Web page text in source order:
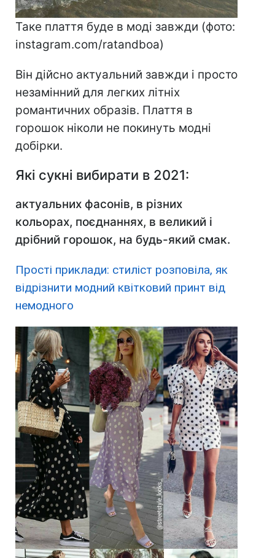
Таке плаття буде в моді завжди (фото:
instagram.com/ratandboa)
Він дійсно актуальний завжди і просто
незамінний для легких літніх
романтичних образів. Плаття в
горошок ніколи не покинуть модні
добірки.
Які сукні вибирати в 2021:
актуальних фасонів, в різних
кольорах, поєднаннях, в великий і
дрібний горошок, на будь-який смак.
Прості приклади: стиліст розповіла, як
відрізнити модний квітковий принт від
немодного